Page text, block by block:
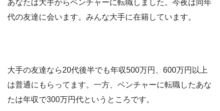
あなたは大手からベンチャーに転職しました。今夜は同年
代の友達に会います。みんな大手に在籍しています。
大手の友達なら20代後半でも年収500万円、600万円以上
は普通にもらってます。一方、ベンチャーに転職したあな
たは年収で300万円代というところです。